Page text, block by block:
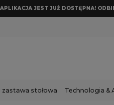
JEST JUŻ DOSTĘPNA!
zastawa stołowa Technologia &